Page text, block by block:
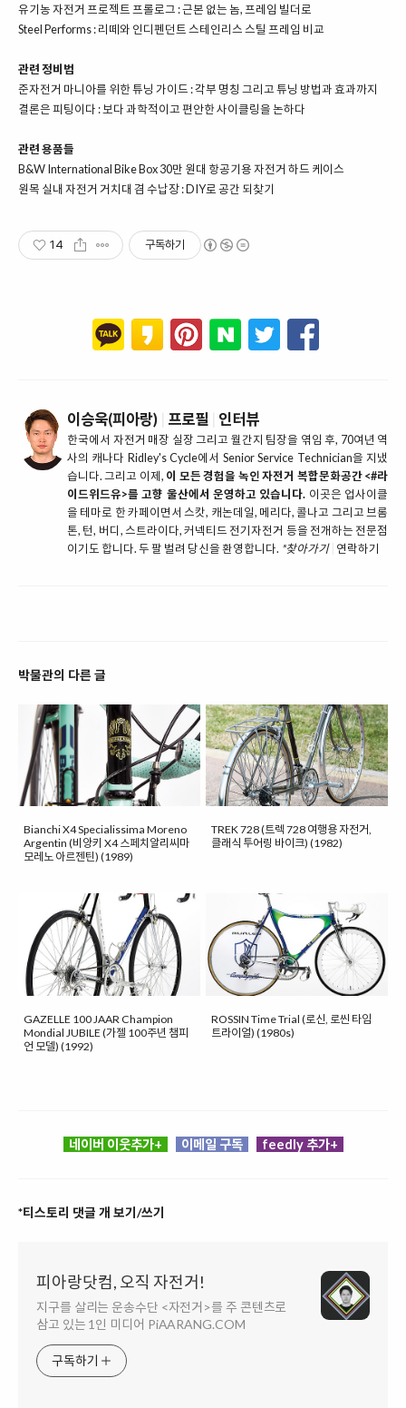
유기농 자전거 프로젝트 프롤로그 : 근본 없는 놈, 프레임 빌더로
Steel Performs : 리떼와 인디펜던트 스테인리스 스틸 프레임 비교
관련 정비법
준자전거 마니아를 위한 튜닝 가이드 : 각부 명칭 그리고 튜닝 방법과 효과까지
결론은 피팅이다 : 보다 과학적이고 편안한 사이클링을 논하다
관련 용품들
B&W International Bike Box 30만 원대 항공기용 자전거 하드 케이스
원목 실내 자전거 거치대 겸 수납장 : DIY로 공간 되찾기
14 구독하기
이승욱(피아랑) 프로필 인터뷰
한국에서 자전거 매장 실장 그리고 월간지 팀장을 엮임 후, 70여년 역
사의 캐나다 Ridley's Cycle에서 Senior Service Technician을 지냈
습니다. 그리고 이제, 이 모든 경험을 녹인 자전거 복합문화공간 <#라
이드위드유>를 고향 울산에서 운영하고 있습니다. 이곳은 업사이클
을 테마로 한 카페이면서 스캇, 캐논데일, 메리다, 콜나고 그리고 브롬
톤, 턴, 버디, 스트라이다, 커넥티드 전기자전거 등을 전개하는 전문점
이기도 합니다. 두 팔 벌려 당신을 환영합니다. *찾아가기 연락하기
박물관의 다른 글
Bianchi X4 Specialissima Moreno
Argentin (비앙키 X4 스페치알리씨마
모레노 아르젠틴) (1989)
TREK 728 (트렉 728 여행용 자전거,
클래식 투어링 바이크) (1982)
GAZELLE 100 JAAR Champion
Mondial JUBILE (가젤 100주년 챔피
언 모델) (1992)
ROSSIN Time Trial (로신, 로씬 타임
트라이얼) (1980s)
네이버 이웃추가+ 이메일 구독 feedly 추가+
*티스토리 댓글 개 보기/쓰기
피아랑닷컴, 오직 자전거!
지구를 살리는 운송수단 <자전거>를 주 콘텐츠로
삼고 있는 1인 미디어 PiAARANG.COM
구독하기